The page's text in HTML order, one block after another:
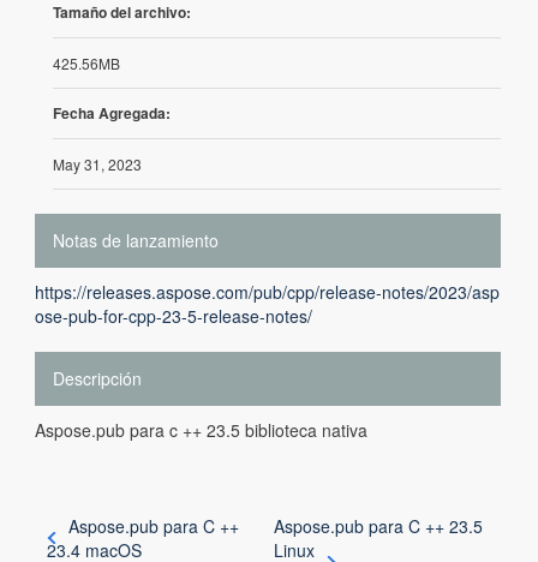
Tamaño del archivo:
425.56MB
Fecha Agregada:
May 31, 2023
Notas de lanzamiento
https://releases.aspose.com/pub/cpp/release-notes/2023/asp
ose-pub-for-cpp-23-5-release-notes/
Descripción
Aspose.pub para c ++ 23.5 biblioteca nativa
Aspose.pub para C ++
23.4 macOS
Aspose.pub para C ++ 23.5
Linux